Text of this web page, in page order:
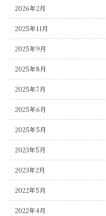
2026年2月
2025年11月
2025年9月
2025年8月
2025年7月
2025年6月
2025年5月
2023年5月
2023年2月
2022年5月
2022年4月